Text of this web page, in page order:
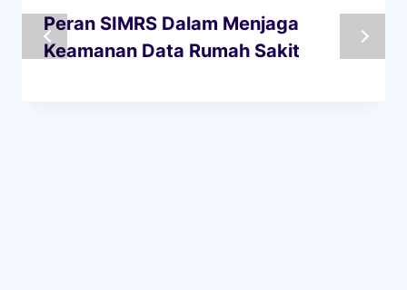
Peran SIMRS Dalam Menjaga
Keamanan Data Rumah Sakit